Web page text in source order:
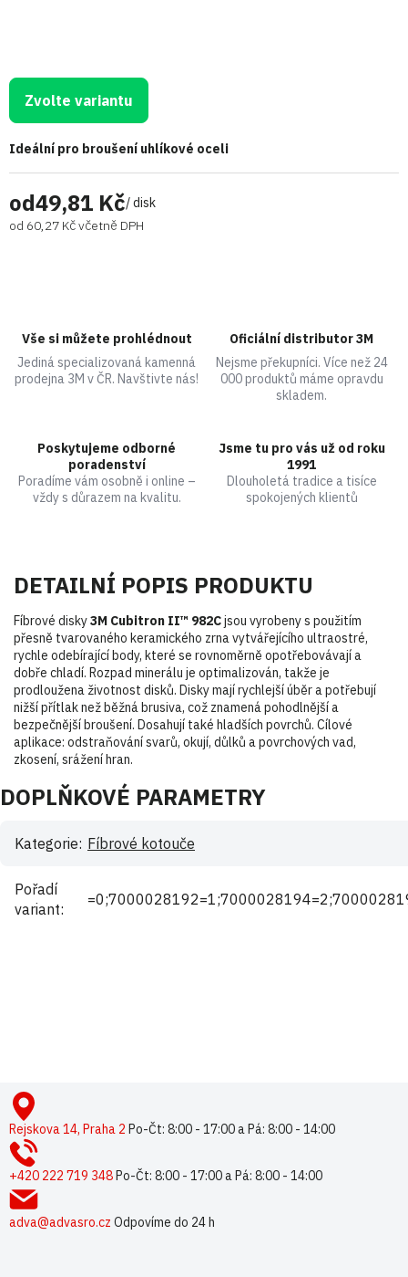
od49,81 Kč/ disk
od 60,27 Kčvčetně DPH
Zvolte variantu
Ideální pro broušení uhlíkové oceli
Vše si můžete prohlédnout
Jediná specializovaná kamenná
prodejna 3M v ČR. Navštivte nás!
Oficiální distributor 3M
Nejsme překupníci. Více než 24
000 produktů máme opravdu
skladem.
Poskytujeme odborné
poradenství
Poradíme vám osobně i online –
vždy s důrazem na kvalitu.
Jsme tu pro vás už od roku
1991
Dlouholetá tradice a tisíce
spokojených klientů
DETAILNÍ POPIS PRODUKTU
Fíbrové disky3M Cubitron II™ 982Cjsou vyrobeny s použitím
přesně tvarovaného keramického zrna vytvářejícího ultraostré,
rychle odebírající body, které se rovnoměrně opotřebovávají a
dobře chladí. Rozpad minerálu je optimalizován, takže je
prodloužena životnost disků. Disky mají rychlejší úběr a potřebují
nižší přítlak než běžná brusiva, což znamená pohodlnější a
bezpečnější broušení. Dosahují také hladších povrchů. Cílové
aplikace: odstraňování svarů, okují, důlků a povrchových vad,
zkosení, srážení hran.
DOPLŇKOVÉ PARAMETRY
Kategorie: Fíbrové kotouče
Pořadí
variant:
pRejskova 14, Praha 2 Po-Čt: 8:00 - 17:00 a Pá: 8:00 - 14:00
+420 222 719 348Po-Čt: 8:00 - 17:00 a Pá: 8:00 - 14:00
adva@advasro.cz Odpovíme do 24 h